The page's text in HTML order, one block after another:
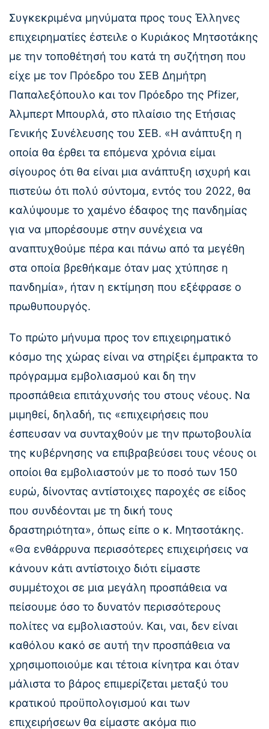
Συγκεκριμένα μηνύματα προς τους Έλληνες
επιχειρηματίες έστειλε ο Κυριάκος Μητσοτάκης
με την τοποθέτησή του κατά τη συζήτηση που
είχε με τον Πρόεδρο του ΣΕΒ Δημήτρη
Παπαλεξόπουλο και τον Πρόεδρο της Pfizer,
Άλμπερτ Μπουρλά, στο πλαίσιο της Ετήσιας
Γενικής Συνέλευσης του ΣΕΒ. «Η ανάπτυξη η
οποία θα έρθει τα επόμενα χρόνια είμαι
σίγουρος ότι θα είναι μια ανάπτυξη ισχυρή και
πιστεύω ότι πολύ σύντομα, εντός του 2022, θα
καλύψουμε το χαμένο έδαφος της πανδημίας
για να μπορέσουμε στην συνέχεια να
αναπτυχθούμε πέρα και πάνω από τα μεγέθη
στα οποία βρεθήκαμε όταν μας χτύπησε η
πανδημία», ήταν η εκτίμηση που εξέφρασε ο
πρωθυπουργός.
Το πρώτο μήνυμα προς τον επιχειρηματικό
κόσμο της χώρας είναι να στηρίξει έμπρακτα το
πρόγραμμα εμβολιασμού και δη την
προσπάθεια επιτάχυνσής του στους νέους. Να
μιμηθεί, δηλαδή, τις «επιχειρήσεις που
έσπευσαν να συνταχθούν με την πρωτοβουλία
της κυβέρνησης να επιβραβεύσει τους νέους οι
οποίοι θα εμβολιαστούν με το ποσό των 150
ευρώ, δίνοντας αντίστοιχες παροχές σε είδος
που συνδέονται με τη δική τους
δραστηριότητα», όπως είπε ο κ. Μητσοτάκης.
«Θα ενθάρρυνα περισσότερες επιχειρήσεις να
κάνουν κάτι αντίστοιχο διότι είμαστε
συμμέτοχοι σε μια μεγάλη προσπάθεια να
πείσουμε όσο το δυνατόν περισσότερους
πολίτες να εμβολιαστούν. Και, ναι, δεν είναι
καθόλου κακό σε αυτή την προσπάθεια να
χρησιμοποιούμε και τέτοια κίνητρα και όταν
μάλιστα το βάρος επιμερίζεται μεταξύ του
κρατικού προϋπολογισμού και των
επιχειρήσεων θα είμαστε ακόμα πιο